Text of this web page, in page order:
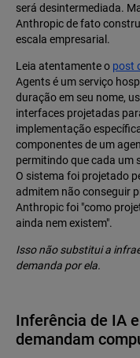
será desintermediada.
Anthropic de fato
escala empresarial.
Leia atentamente o post
Agents é um serviço
duração em seu nome,
interfaces projetadas
implementação
componentes de um
permitindo que cada um
O sistema foi projetado
admitem não conseguir
Anthropic foi "como
ainda nem existem".
Isso não substitui a
demanda por ela.
Inferência de IA
demandam